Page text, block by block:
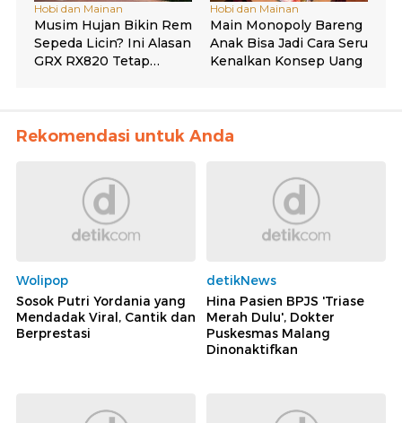
Rekomendasi untuk Anda
Wolipop
Sosok Putri Yordania yang
Mendadak Viral, Cantik dan
Berprestasi
detikNews
Hina Pasien BPJS 'Triase
Merah Dulu', Dokter
Puskesmas Malang
Dinonaktifkan